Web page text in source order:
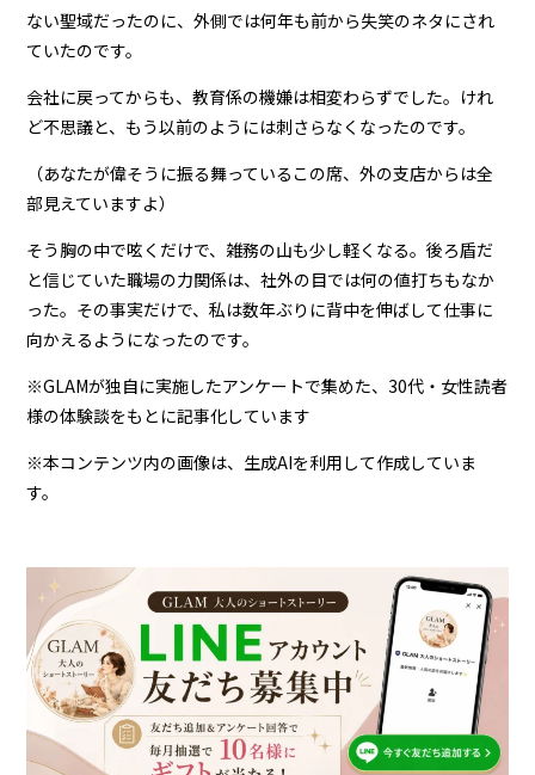
ない聖域だったのに、外側では何年も前から失笑のネタにされ
ていたのです。
会社に戻ってからも、教育係の機嫌は相変わらずでした。けれ
ど不思議と、もう以前のようには刺さらなくなったのです。
（あなたが偉そうに振る舞っているこの席、外の支店からは全
部見えていますよ）
そう胸の中で呟くだけで、雑務の山も少し軽くなる。後ろ盾だ
と信じていた職場の力関係は、社外の目では何の値打ちもなか
った。その事実だけで、私は数年ぶりに背中を伸ばして仕事に
向かえるようになったのです。
※GLAMが独自に実施したアンケートで集めた、30代・女性読者
様の体験談をもとに記事化しています
※本コンテンツ内の画像は、生成AIを利用して作成していま
す。